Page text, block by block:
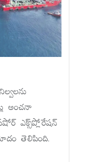
అంచనా
ఎక్స్‌ప్లోరేషన్‌
తెలిపింది.